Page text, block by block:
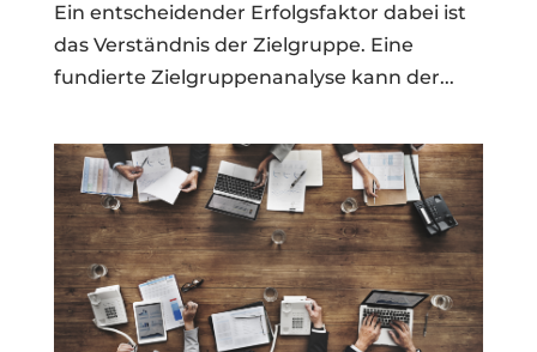
Ein entscheidender Erfolgsfaktor dabei ist
das Verständnis der Zielgruppe. Eine
fundierte Zielgruppenanalyse kann der...